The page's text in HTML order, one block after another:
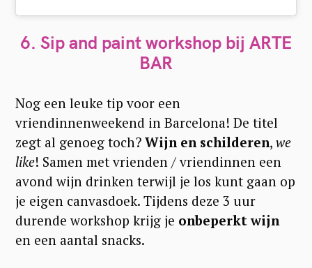
6. Sip and paint workshop bij ARTE
BAR
Nog een leuke tip voor een
vriendinnenweekend in Barcelona! De titel
zegt al genoeg toch? Wijn en schilderen, we
like! Samen met vrienden / vriendinnen een
avond wijn drinken terwijl je los kunt gaan op
je eigen canvasdoek. Tijdens deze 3 uur
durende workshop krijg je onbeperkt wijn
en een aantal snacks.